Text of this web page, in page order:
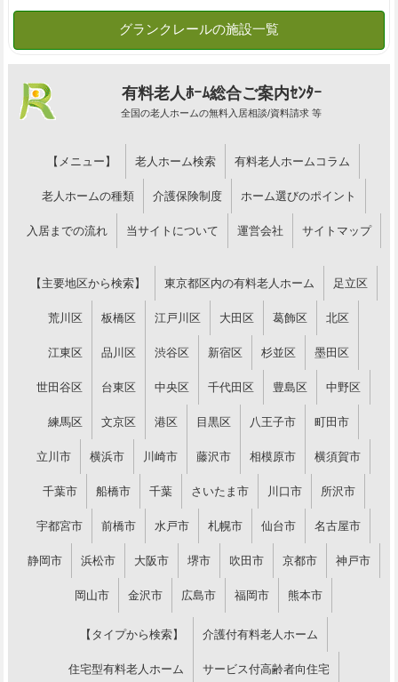
有料老人ﾎｰﾑ総合ご案内ｾﾝﾀｰ
全国の老人ホームの無料入居相談/資料請求 等
【メニュー】 老人ホーム検索 有料老人ホームコラム
老人ホームの種類 介護保険制度 ホーム選びのポイント
入居までの流れ 当サイトについて 運営会社 サイトマップ
【主要地区から検索】 東京都区内の有料老人ホーム 足立区
荒川区 板橋区 江戸川区 大田区 葛飾区 北区
江東区 品川区 渋谷区 新宿区 杉並区 墨田区
世田谷区 台東区 中央区 千代田区 豊島区 中野区
練馬区 文京区 港区 目黒区 八王子市 町田市
立川市 横浜市 川崎市 藤沢市 相模原市 横須賀市
千葉市 船橋市 千葉 さいたま市 川口市 所沢市
宇都宮市 前橋市 水戸市 札幌市 仙台市 名古屋市
静岡市 浜松市 大阪市 堺市 吹田市 京都市 神戸市
岡山市 金沢市 広島市 福岡市 熊本市
【タイプから検索】 介護付有料老人ホーム
住宅型有料老人ホーム サービス付高齢者向住宅